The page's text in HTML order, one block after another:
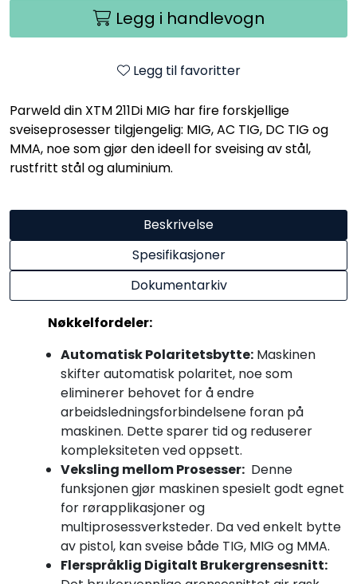
Legg i handlevogn
Legg til favoritter
Parweld din XTM 211Di MIG har fire forskjellige
sveiseprosesser tilgjengelig: MIG, AC TIG, DC TIG og
MMA, noe som gjør den ideell for sveising av stål,
rustfritt stål og aluminium.
Beskrivelse
Spesifikasjoner
Dokumentarkiv
Nøkkelfordeler:
Automatisk Polaritetsbytte: Maskinen
skifter automatisk polaritet, noe som
eliminerer behovet for å endre
arbeidsledningsforbindelsene foran på
maskinen. Dette sparer tid og reduserer
kompleksiteten ved oppsett.
Veksling mellom Prosesser: Denne
funksjonen gjør maskinen spesielt godt egnet
for rørapplikasjoner og
multiprosessverksteder. Da ved enkelt bytte
av pistol, kan sveise både TIG, MIG og MMA.
Flerspråklig Digitalt Brukergrensesnitt: